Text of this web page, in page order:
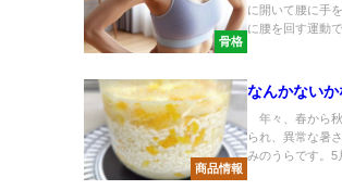
骨格
に開いて腰に手
に腰を回す運動
商品情報
なんかないか
年々、春から
られ、異常な暑
みのうらです。5